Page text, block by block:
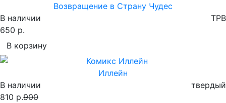
Возвращение в Страну Чудес
В наличии
TPB
650 р.
В корзину
Иллейн
В наличии
твердый
810 р.900